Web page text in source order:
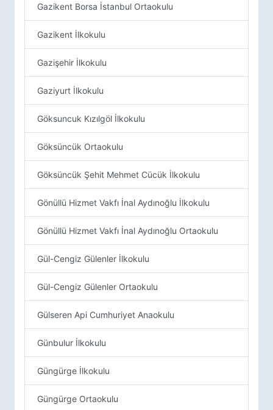
Gazikent Borsa İstanbul Ortaokulu
Gazikent İlkokulu
Gazişehir İlkokulu
Gaziyurt İlkokulu
Göksuncuk Kızılgöl İlkokulu
Göksüncük Ortaokulu
Göksüncük Şehit Mehmet Cücük İlkokulu
Gönüllü Hizmet Vakfı İnal Aydınoğlu İlkokulu
Gönüllü Hizmet Vakfı İnal Aydınoğlu Ortaokulu
Gül-Cengiz Gülenler İlkokulu
Gül-Cengiz Gülenler Ortaokulu
Gülseren Api Cumhuriyet Anaokulu
Günbulur İlkokulu
Güngürge İlkokulu
Güngürge Ortaokulu